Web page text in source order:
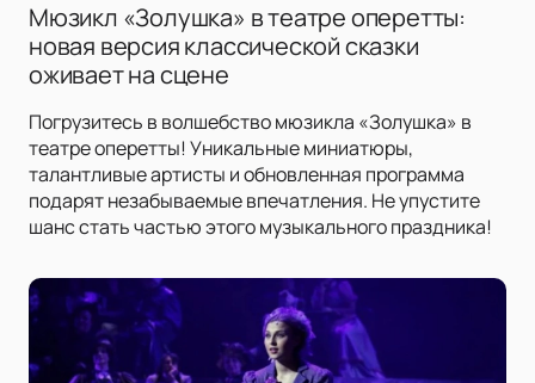
Мюзикл «Золушка» в театре оперетты:
новая версия классической сказки
оживает на сцене
Погрузитесь в волшебство мюзикла «Золушка» в
театре оперетты! Уникальные миниатюры,
талантливые артисты и обновленная программа
подарят незабываемые впечатления. Не упустите
шанс стать частью этого музыкального праздника!